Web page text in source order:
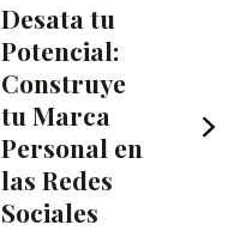
Desata tu
Potencial:
Construye
tu Marca
Personal en
las Redes
Sociales